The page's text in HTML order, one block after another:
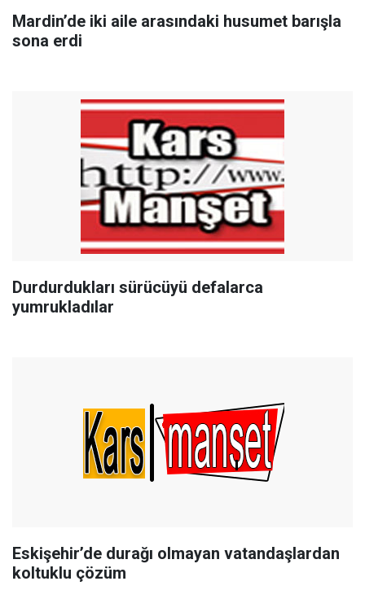
Mardin’de iki aile arasındaki husumet barışla
sona erdi
Durdurdukları sürücüyü defalarca
yumrukladılar
Eskişehir’de durağı olmayan vatandaşlardan
koltuklu çözüm